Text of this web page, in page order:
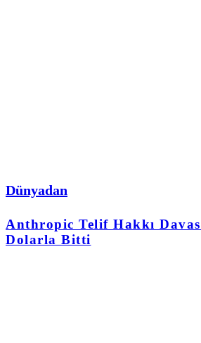
Dünyadan
Anthropic Telif Hakkı
Dolarla Bitti